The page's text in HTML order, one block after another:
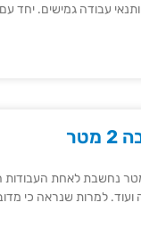
עבודה גמישים. יחד
בגובה 2 מטר נחשבת לאחת
ועוד. למרות שנראה כי